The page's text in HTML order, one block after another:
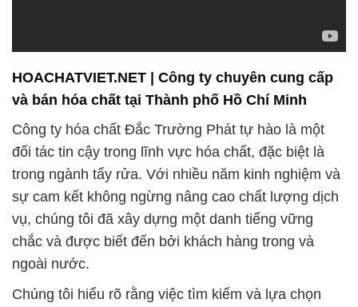
HOACHATVIET.NET | Công ty chuyên cung cấp
và bán hóa chất tại Thành phố Hồ Chí Minh
Công ty hóa chất Đắc Trường Phát tự hào là một
đối tác tin cậy trong lĩnh vực hóa chất, đặc biệt là
trong ngành tẩy rửa. Với nhiều năm kinh nghiệm và
sự cam kết không ngừng nâng cao chất lượng dịch
vụ, chúng tôi đã xây dựng một danh tiếng vững
chắc và được biết đến bởi khách hàng trong và
ngoài nước.
Chúng tôi hiểu rõ rằng việc tìm kiếm và lựa chọn